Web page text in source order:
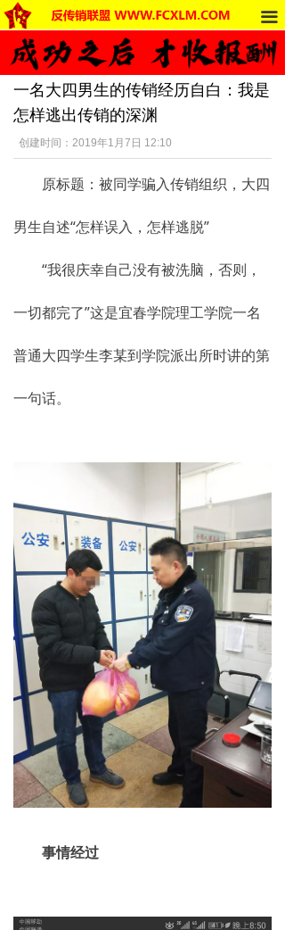
끀
首页
法律法规
反传销动态
受害者讲述
反传销杂谈
传销的危害
死人事件
传销的种类
求助专区
大学生专栏
传销骗术
相关处罚
传销案例
违规直销
涉传公司
专家论点
直销与传销详解
一名大四男生的传销经历自白：我是
怎样逃出传销的深渊
创建时间： 2019年1月7日 12:10
原标题：被同学骗入传销组织，大四
男生自述“怎样误入，怎样逃脱”
“我很庆幸自己没有被洗脑，否则，
一切都完了”这是宜春学院理工学院一名
普通大四学生李某到学院派出所时讲的第
一句话。
事情经过